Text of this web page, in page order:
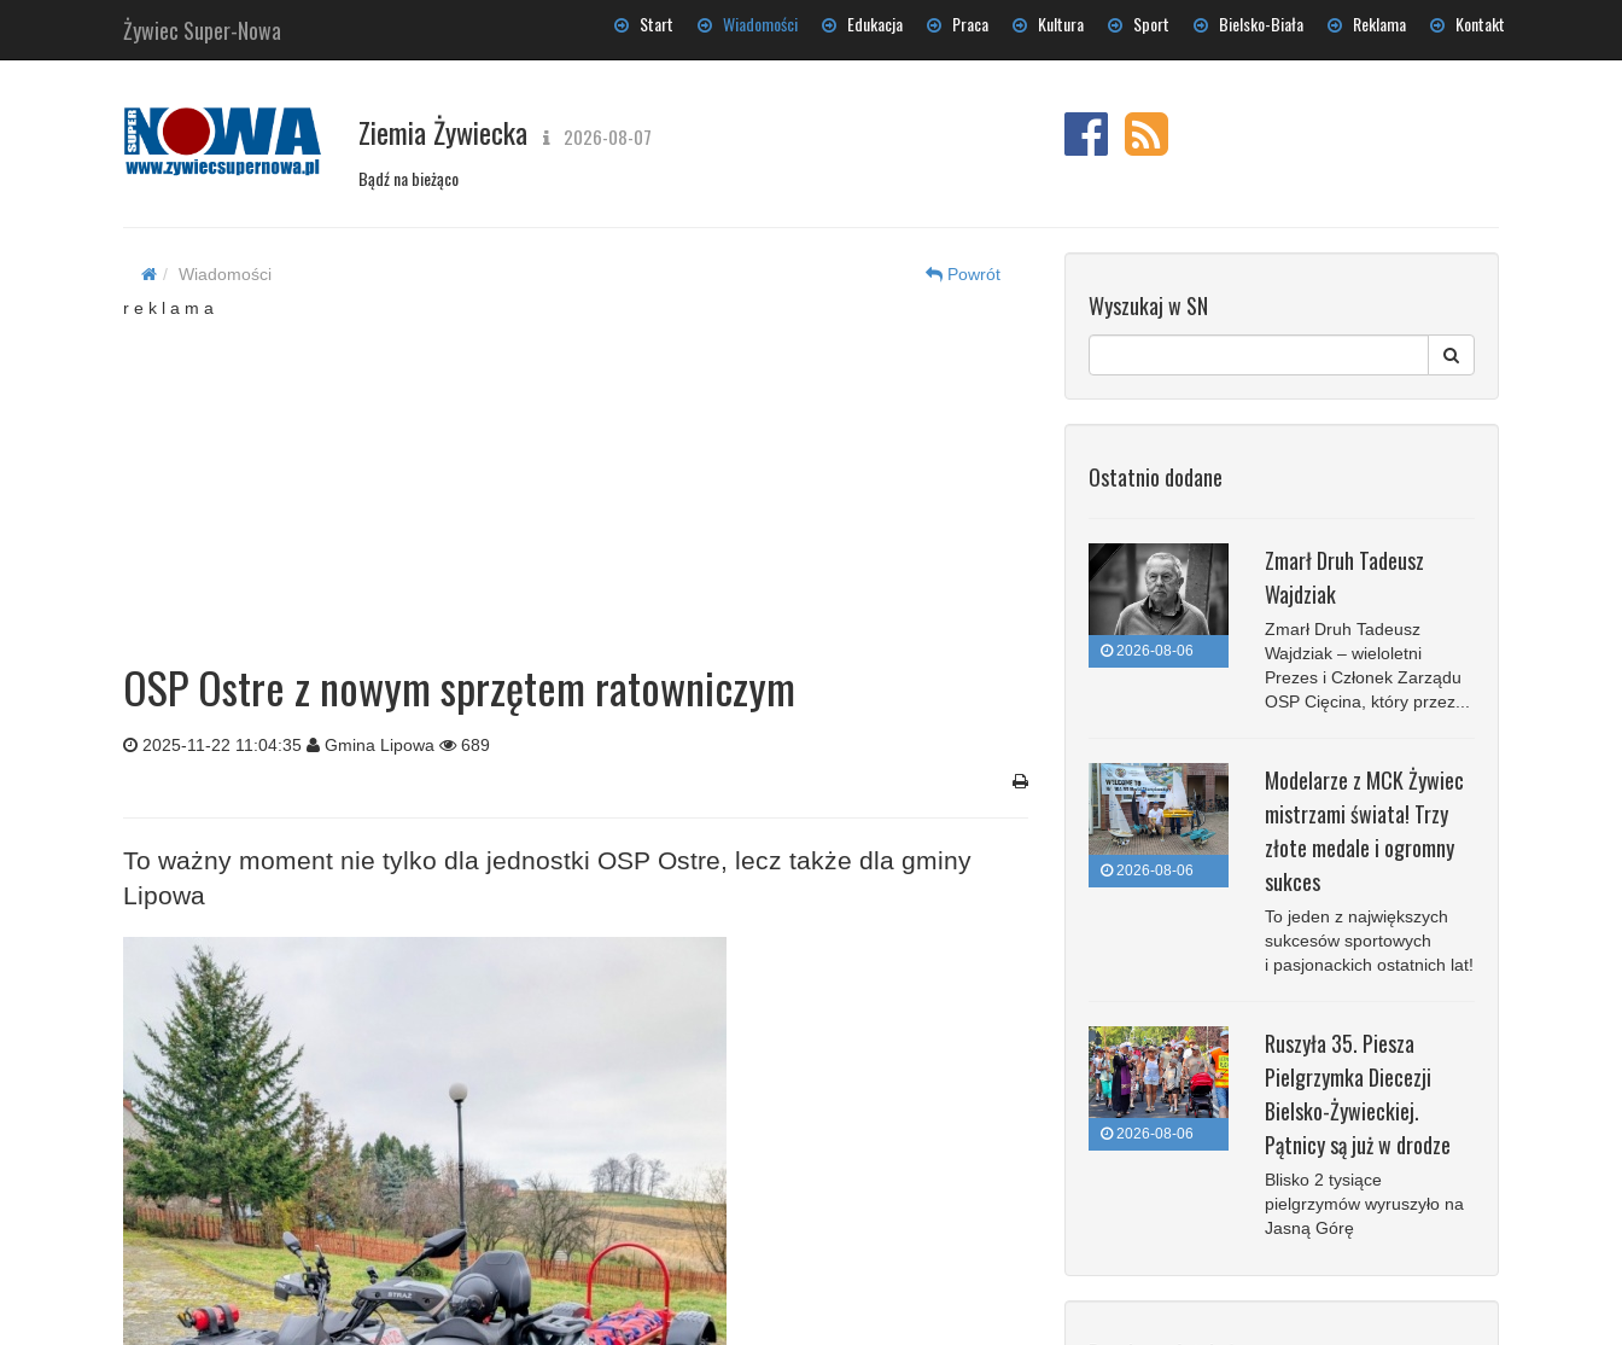
Żywiec Super-Nowa Start Wiadomości Edukacja Praca Kultura Sport Bielsko-Biała Reklama Kontakt
Ziemia Żywiecka 2026-08-07
Bądź na bieżąco
Wiadomości
Powrót
r e k l a m a
OSP Ostre z nowym sprzętem ratowniczym
2025-11-22 11:04:35 Gmina Lipowa 689
To ważny moment nie tylko dla jednostki OSP Ostre, lecz także dla gminy
Lipowa
Wyszukaj w SN
Ostatnio dodane
2026-08-06
Zmarł Druh Tadeusz
Wajdziak
Zmarł Druh Tadeusz
Wajdziak – wieloletni
Prezes i Członek Zarządu
OSP Cięcina, który przez...
2026-08-06
Modelarze z MCK Żywiec
mistrzami świata! Trzy
złote medale i ogromny
sukces
To jeden z największych
sukcesów sportowych
i pasjonackich ostatnich lat!
2026-08-06
Ruszyła 35. Piesza
Pielgrzymka Diecezji
Bielsko-Żywieckiej.
Pątnicy są już w drodze
Blisko 2 tysiące
pielgrzymów wyruszyło na
Jasną Górę